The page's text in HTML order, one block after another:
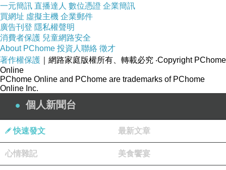
一元簡訊 直播達人 數位憑證 企業簡訊
買網址 虛擬主機 企業郵件
廣告刊登 隱私權聲明
消費者保護 兒童網路安全
About PChome 投資人聯絡 徵才
著作權保護 ｜網路家庭版權所有、轉載必究 ‧Copyright PChome
Online
PChome Online and PChome are trademarks of PChome
Online Inc.
個人新聞台
快速發文 最新文章
心情雜記 美食饗宴